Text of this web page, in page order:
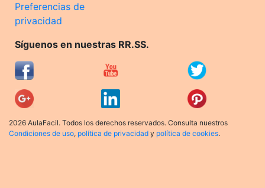
Preferencias de
privacidad
Síguenos en nuestras RR.SS.
2026 AulaFacil. Todos los derechos reservados. Consulta nuestros
Condiciones de uso, política de privacidad y política de cookies.